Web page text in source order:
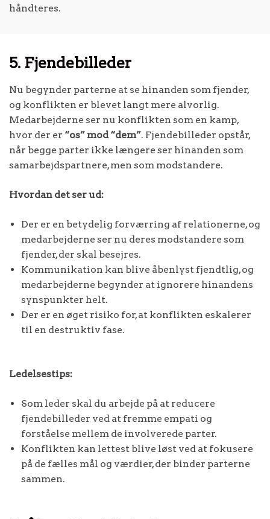
håndteres.
5. Fjendebilleder
Nu begynder parterne at se hinanden som fjender,
og konflikten er blevet langt mere alvorlig.
Medarbejderne ser nu konflikten som en kamp,
hvor der er “os” mod “dem”. Fjendebilleder opstår,
når begge parter ikke længere ser hinanden som
samarbejdspartnere, men som modstandere.
Hvordan det ser ud:
Der er en betydelig forværring af relationerne, og
medarbejderne ser nu deres modstandere som
fjender, der skal besejres.
Kommunikation kan blive åbenlyst fjendtlig, og
medarbejderne begynder at ignorere hinandens
synspunkter helt.
Der er en øget risiko for, at konflikten eskalerer
til en destruktiv fase.
Ledelsestips:
Som leder skal du arbejde på at reducere
fjendebilleder ved at fremme empati og
forståelse mellem de involverede parter.
Konflikten kan lettest blive løst ved at fokusere
på de fælles mål og værdier, der binder parterne
sammen.